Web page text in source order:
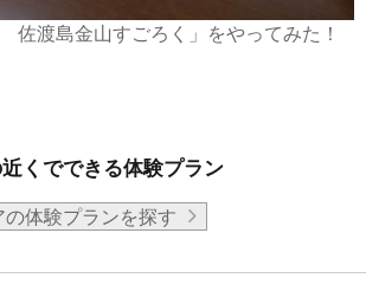
佐渡島金山すごろく」をやってみた！
くでできる体験プラン
体験プランを探す